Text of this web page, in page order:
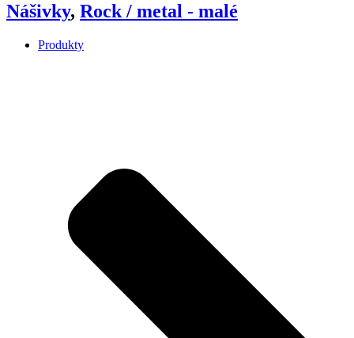
Nášivky, Rock / metal - malé
Produkty